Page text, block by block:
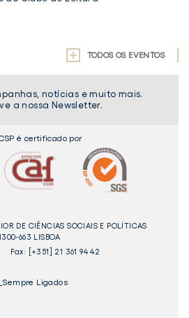
TODOS OS EVENTOS
notícias e muito mais.
a nossa Newsletter.
é certificado por
DE CIÊNCIAS SOCIAIS E POLÍTICAS
663 LISBOA
Fax: [+351] 21 361 94 42
_Sempre Ligados